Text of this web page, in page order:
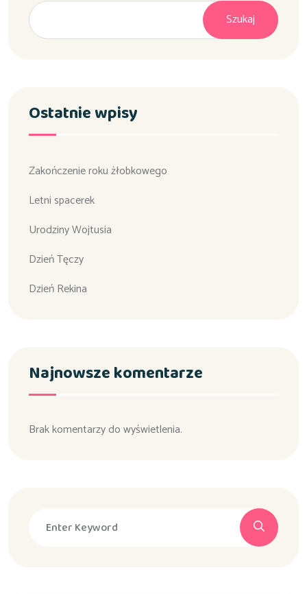
Szukaj
Ostatnie wpisy
Zakończenie roku żłobkowego
Letni spacerek
Urodziny Wojtusia
Dzień Tęczy
Dzień Rekina
Najnowsze komentarze
Brak komentarzy do wyświetlenia.